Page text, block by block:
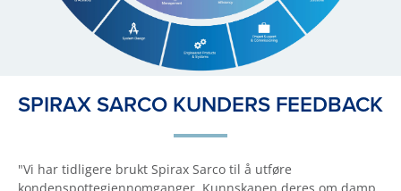
SPIRAX SARCO KUNDERS FEEDBACK
"Vi har tidligere brukt Spirax Sarco til å utføre
kondenspottegjennomganger. Kunnskapen deres om damp